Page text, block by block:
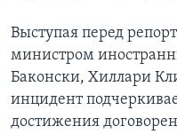
Выступая перед
министром
Баконски, Хиллари
инцидент
достижения